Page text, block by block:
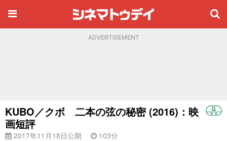
ADVERTISEMENT
KUBO／クボ 二本の弦の秘密 (2016)：映
画短評
2017年11月18日公開 103分